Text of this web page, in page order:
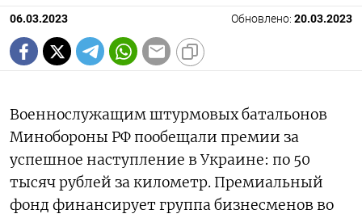
06.03.2023 Обновлено: 20.03.2023
Военнослужащим штурмовых батальонов
Минобороны РФ пообещали премии за
успешное наступление в Украине: по 50
тысяч рублей за километр. Премиальный
фонд финансирует группа бизнесменов во